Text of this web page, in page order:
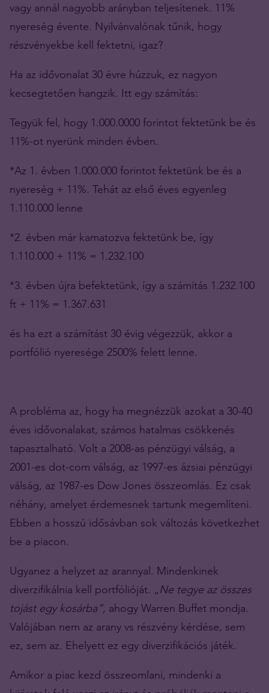
vagy annál nagyobb arányban teljesítenek. 11%
nyereség évente. Nyilvánvalónak tűnik, hogy
részvényekbe kell fektetni, igaz?
Ha az idővonalat 30 évre húzzuk, ez nagyon
kecsegtetően hangzik. Itt egy számítás:
Tegyük fel, hogy 1.000.0000 forintot fektetünk be és
11%-ot nyerünk minden évben.
*Az 1. évben 1.000.000 forintot fektetünk be és a
nyereség + 11%. Tehát az első éves egyenleg
1.110.000 lenne
*2. évben már kamatozva fektetünk be, így
1.110.000 + 11% = 1.232.100
*3. évben újra befektetünk, így a számítás 1.232.100
ft + 11% = 1.367.631
és ha ezt a számítást 30 évig végezzük, akkor a
portfólió nyeresége 2500% felett lenne.
A probléma az, hogy ha megnézzük azokat a 30-40
éves idővonalakat, számos hatalmas csökkenés
tapasztalható. Volt a 2008-as pénzügyi válság, a
2001-es dot-com válság, az 1997-es ázsiai pénzügyi
válság, az 1987-es Dow Jones összeomlás. Ez csak
néhány, amelyet érdemesnek tartunk megemlíteni.
Ebben a hosszú idősávban sok változás következhet
be a piacon.
Ugyanez a helyzet az arannyal. Mindenkinek
diverzifikálnia kell portfólióját. „Ne tegye az összes
tojást egy kosárba”, ahogy Warren Buffet mondja.
Valójában nem az arany vs részvény kérdése, sem
ez, sem az. Ehelyett ez egy diverzifikációs játék.
Amikor a piac kezd összeomlani, mindenki a